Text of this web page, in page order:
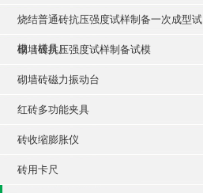
烧结普通砖抗压强度试样制备一次成型试
模（模具）
砌墙砖抗压强度试样制备试模
砌墙砖磁力振动台
红砖多功能夹具
砖收缩膨胀仪
砖用卡尺